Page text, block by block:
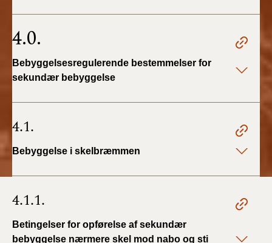
2019)
2018)
Tidligere BR (1961-
4.0.
Bebyggelsesregulerende bestemmelser for
sekundær bebyggelse
4.1.
Bebyggelse i skelbræmmen
4.1.1.
Betingelser for opførelse af sekundær
bebyggelse nærmere skel mod nabo og sti